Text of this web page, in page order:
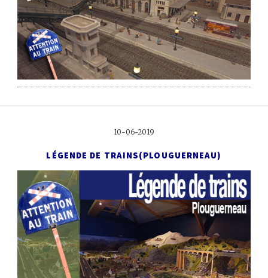
10-06-2019
LÉGENDE DE TRAINS(PLOUGUERNEAU)